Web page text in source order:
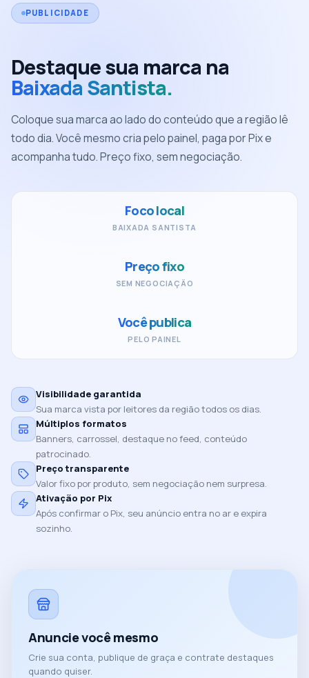
PUBLICIDADE
Destaque sua marca na
Baixada Santista.
Coloque sua marca ao lado do conteúdo que a região lê
todo dia. Você mesmo cria pelo painel, paga por Pix e
acompanha tudo. Preço fixo, sem negociação.
Foco local
BAIXADA SANTISTA
Preço fixo
SEM NEGOCIAÇÃO
Você publica
PELO PAINEL
Visibilidade garantida
Sua marca vista por leitores da região todos os dias.
Múltiplos formatos
Banners, carrossel, destaque no feed, conteúdo
patrocinado.
Preço transparente
Valor fixo por produto, sem negociação nem surpresa.
Ativação por Pix
Após confirmar o Pix, seu anúncio entra no ar e expira
sozinho.
Anuncie você mesmo
Crie sua conta, publique de graça e contrate destaques
quando quiser.